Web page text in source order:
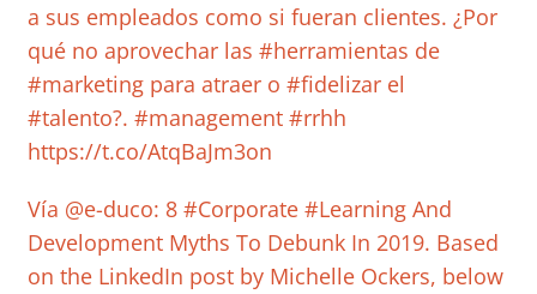
a sus empleados como si fueran clientes. ¿Por
qué no aprovechar las #herramientas de
#marketing para atraer o #fidelizar el
#talento?. #management #rrhh
https://t.co/AtqBaJm3on
Vía @e-duco: 8 #Corporate #Learning And
Development Myths To Debunk In 2019. Based
on the LinkedIn post by Michelle Ockers, below